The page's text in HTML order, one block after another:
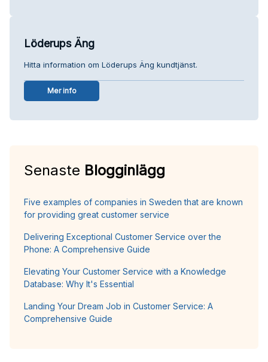
Löderups Äng
Hitta information om Löderups Äng kundtjänst.
Mer info
Senaste Blogginlägg
Five examples of companies in Sweden that are known
for providing great customer service
Delivering Exceptional Customer Service over the
Phone: A Comprehensive Guide
Elevating Your Customer Service with a Knowledge
Database: Why It's Essential
Landing Your Dream Job in Customer Service: A
Comprehensive Guide